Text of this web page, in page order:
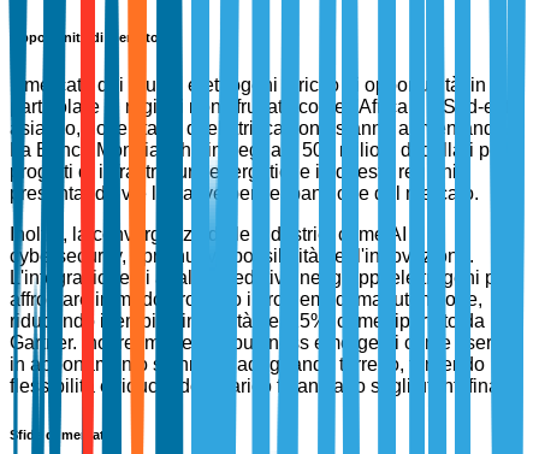
Opportunità di mercato
Il mercato dei gruppi elettrogeni è ricco di opportunità, in
particolare in regioni non sfruttate come l'Africa e il Sud-est
asiatico, dove i tassi di elettrificazione stanno aumentando.
La Banca Mondiale ha impegnato 500 milioni di dollari per
progetti di infrastrutture energetiche in queste regioni,
presentando vie lucrative per l'espansione del mercato.
Inoltre, la convergenza delle industrie, come AI e
cybersecurity, apre nuove possibilità per l'innovazione.
L'integrazione di analisi predittive nei gruppi elettrogeni può
affrontare in modo proattivo i problemi di manutenzione,
riducendo i tempi di inattività del 15%, come riportato da
Gartner. Inoltre, modelli di business emergenti come i servizi
in abbonamento stanno guadagnando terreno, fornendo
flessibilità e riducendo il carico finanziario sugli utenti finali.
Sfide di mercato